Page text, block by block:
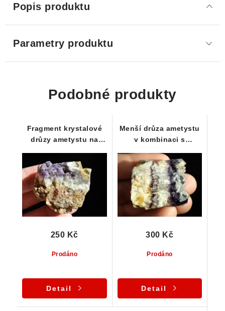
Popis produktu
Parametry produktu
Podobné produkty
Fragment krystalové
drůzy ametystu na
Prodáno
250 Kč
Detail
Menší drůza ametystu
v kombinaci s
Prodáno
300 Kč
Detail